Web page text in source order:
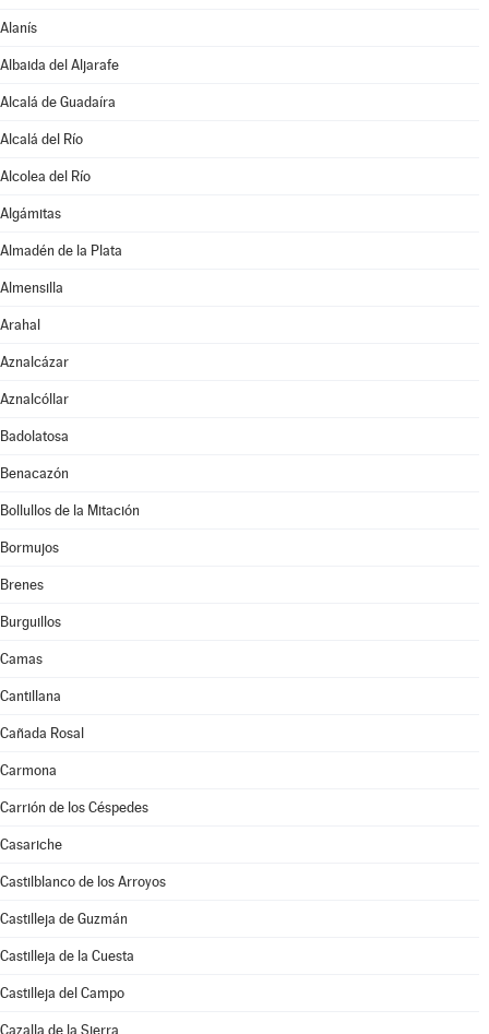
Alanís
Albaida del Aljarafe
Alcalá de Guadaíra
Alcalá del Río
Alcolea del Río
Algámitas
Almadén de la Plata
Almensilla
Arahal
Aznalcázar
Aznalcóllar
Badolatosa
Benacazón
Bollullos de la Mitación
Bormujos
Brenes
Burguillos
Camas
Cantillana
Cañada Rosal
Carmona
Carrión de los Céspedes
Casariche
Castilblanco de los Arroyos
Castilleja de Guzmán
Castilleja de la Cuesta
Castilleja del Campo
Cazalla de la Sierra